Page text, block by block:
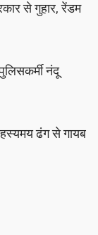
से गुहार, रेंडम
नंदू
ढंग से गायब